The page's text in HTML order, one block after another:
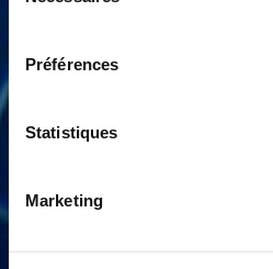
Préférences
Statistiques
Marketing